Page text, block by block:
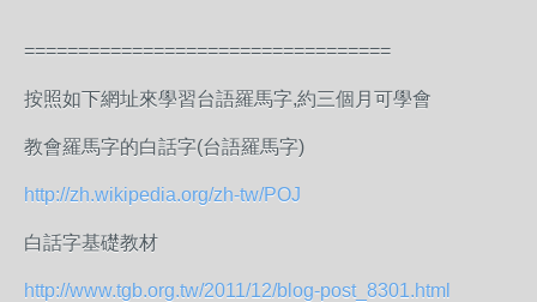
==================================
按照如下網址來學習台語羅馬字,約三個月可學會
教會羅馬字的白話字(台語羅馬字)
http://zh.wikipedia.org/zh-tw/POJ
白話字基礎教材
http://www.tgb.org.tw/2011/12/blog-post_8301.html